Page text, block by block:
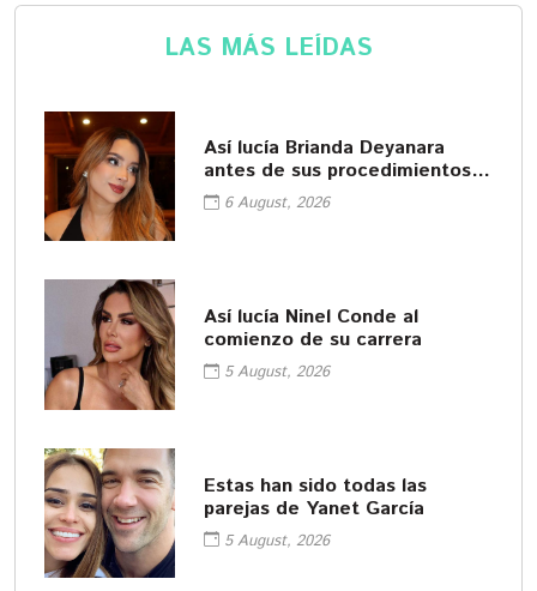
LAS MÁS LEÍDAS
Así lucía Brianda Deyanara
antes de sus procedimientos
cosméticos
6 August, 2026
Así lucía Ninel Conde al
comienzo de su carrera
5 August, 2026
Estas han sido todas las
parejas de Yanet García
5 August, 2026